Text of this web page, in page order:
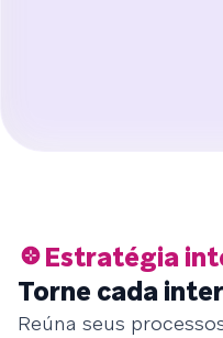
Estratégia
Torne cada
Reúna seus